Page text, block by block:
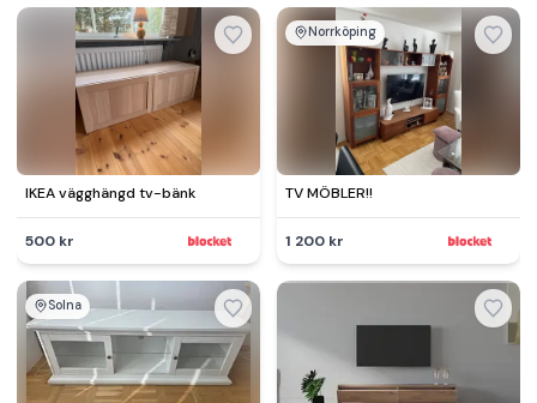
IKEA vägghängd tv-bänk
500 kr
Norrköping
TV MÖBLER!!
1 200 kr
Solna